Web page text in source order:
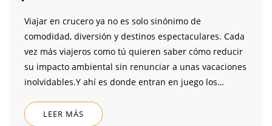
Viajar en crucero ya no es solo sinónimo de
comodidad, diversión y destinos espectaculares. Cada
vez más viajeros como tú quieren saber cómo reducir
su impacto ambiental sin renunciar a unas vacaciones
inolvidables.Y ahí es donde entran en juego los…
LEER MÁS